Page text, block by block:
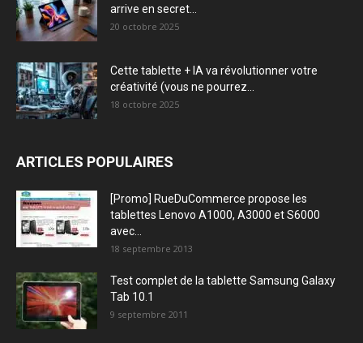
arrive en secret...
20 octobre 2025
Cette tablette + IA va révolutionner votre
créativité (vous ne pourrez...
18 octobre 2025
ARTICLES POPULAIRES
[Promo] RueDuCommerce propose les
tablettes Lenovo A1000, A3000 et S6000
avec...
18 septembre 2013
Test complet de la tablette Samsung Galaxy
Tab 10.1
9 septembre 2011